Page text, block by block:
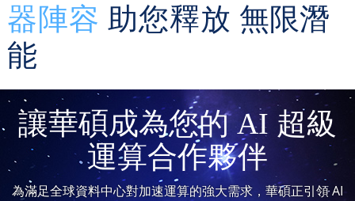
器陣容 助您釋放 無限潛
能
讓華碩成為您的 AI 超級
運算合作夥伴
為滿足全球資料中心對加速運算的強大需求，華碩正引領 AI